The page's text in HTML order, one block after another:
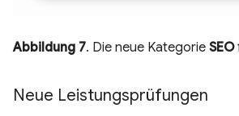
Abbildung 7. Die neue Kategorie SEO
Neue Leistungsprüfungen